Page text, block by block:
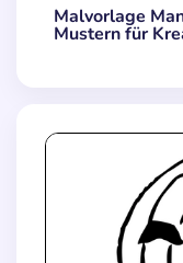
Malvorlage
Mustern für